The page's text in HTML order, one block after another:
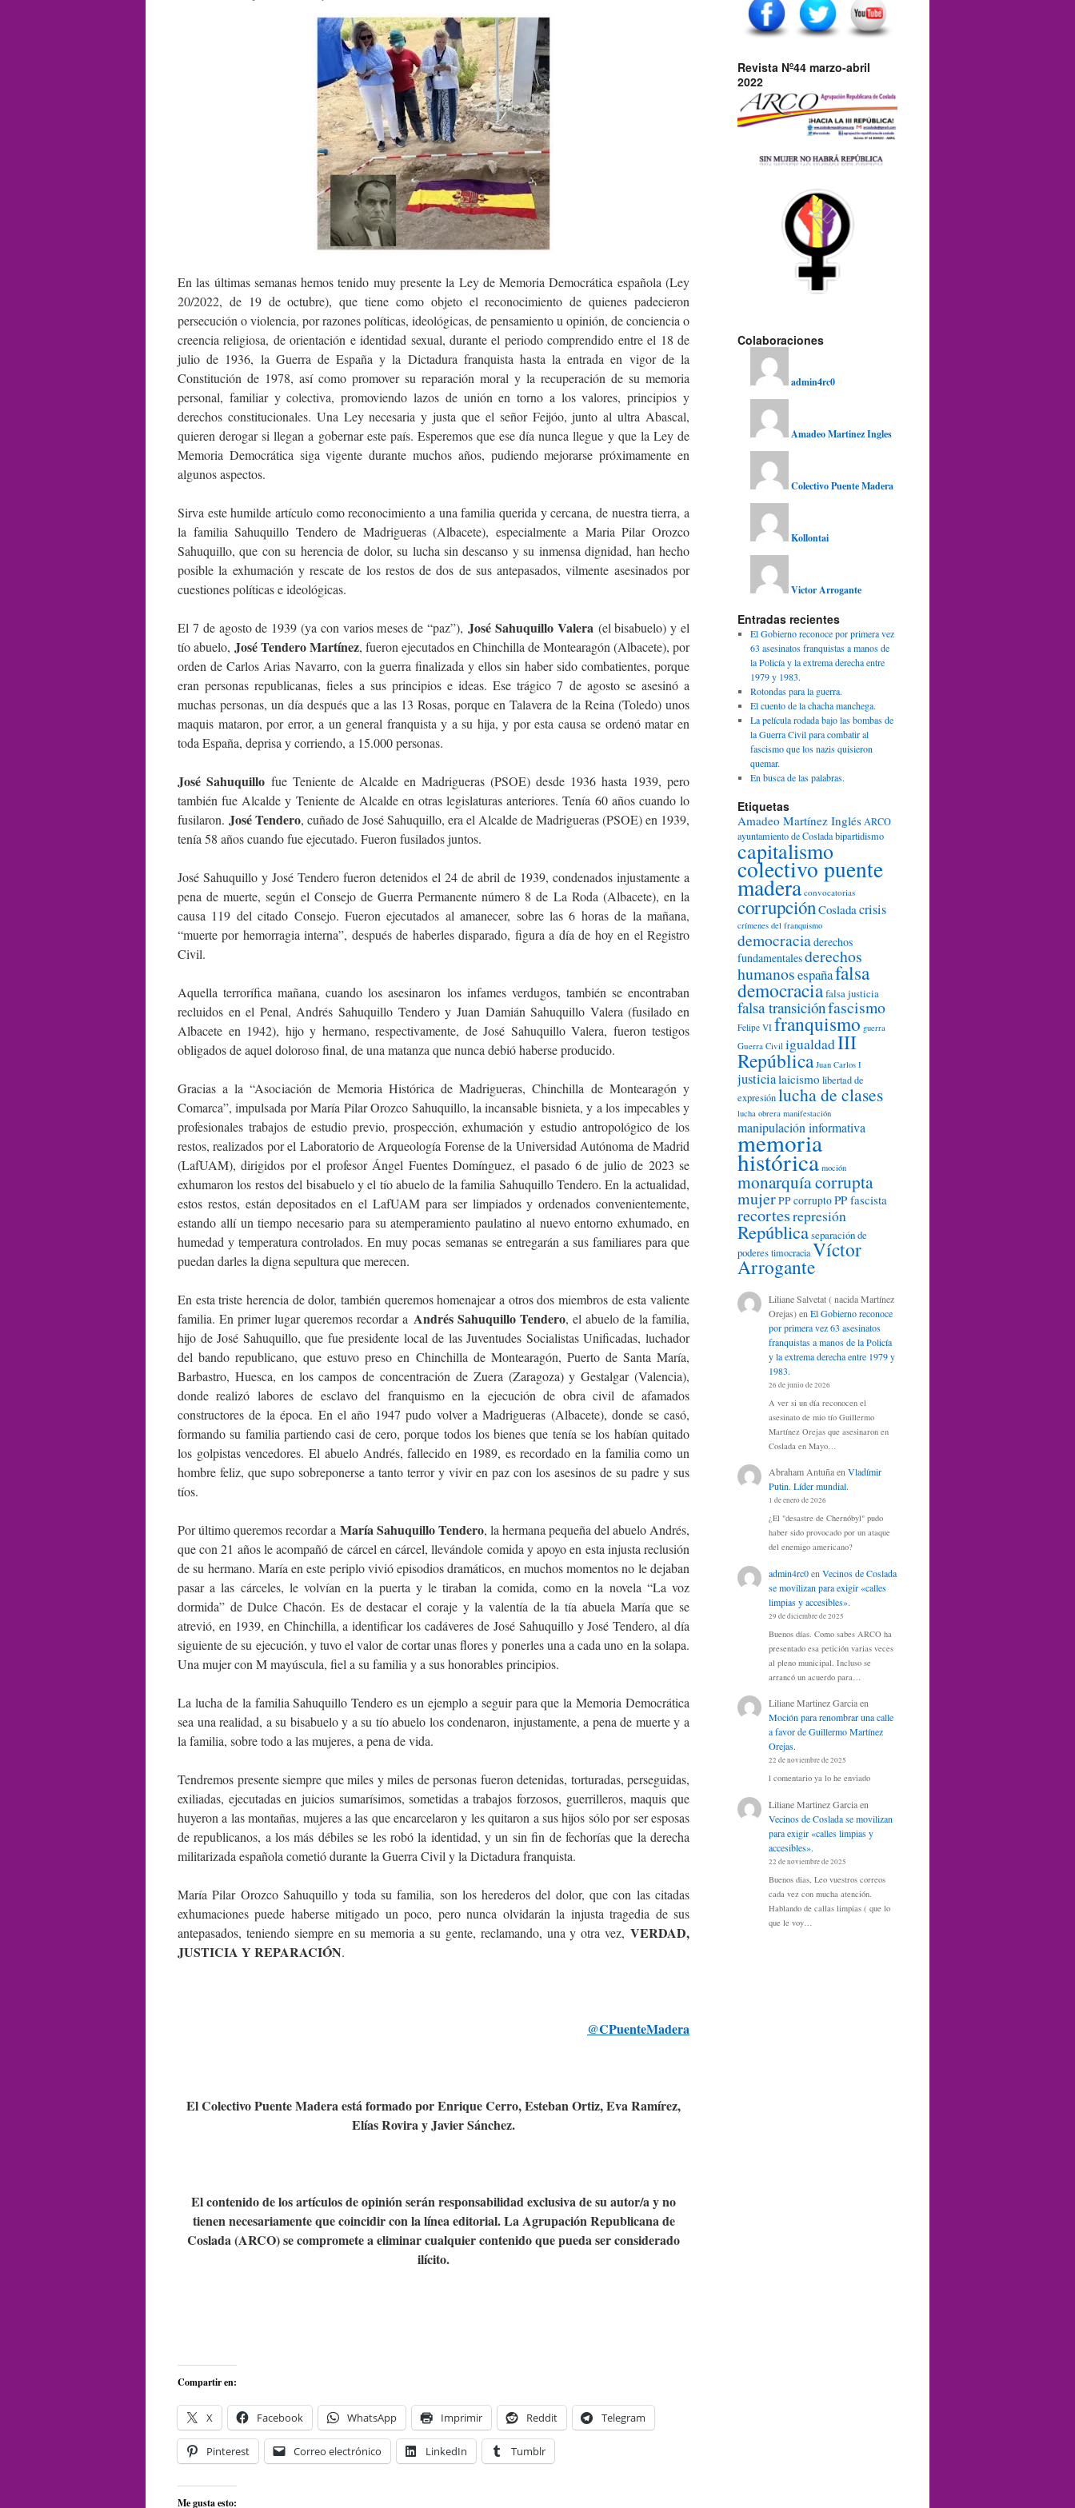
En las últimas semanas hemos tenido muy presente la Ley de Memoria Democrática española (Ley
20/2022, de 19 de octubre), que tiene como objeto el reconocimiento de quienes padecieron
persecución o violencia, por razones políticas, ideológicas, de pensamiento u opinión, de conciencia o
creencia religiosa, de orientación e identidad sexual, durante el periodo comprendido entre el 18 de
julio de 1936, la Guerra de España y la Dictadura franquista hasta la entrada en vigor de la
Constitución de 1978, así como promover su reparación moral y la recuperación de su memoria
personal, familiar y colectiva, promoviendo lazos de unión en torno a los valores, principios y
derechos constitucionales. Una Ley necesaria y justa que el señor Feijóo, junto al ultra Abascal,
quieren derogar si llegan a gobernar este país. Esperemos que ese día nunca llegue y que la Ley de
Memoria Democrática siga vigente durante muchos años, pudiendo mejorarse próximamente en
algunos aspectos.
Sirva este humilde artículo como reconocimiento a una familia querida y cercana, de nuestra tierra, a
la familia Sahuquillo Tendero de Madrigueras (Albacete), especialmente a Maria Pilar Orozco
Sahuquillo, que con su herencia de dolor, su lucha sin descanso y su inmensa dignidad, han hecho
posible la exhumación y rescate de los restos de dos de sus antepasados, vilmente asesinados por
cuestiones políticas e ideológicas.
El 7 de agosto de 1939 (ya con varios meses de “paz”), José Sahuquillo Valera (el bisabuelo) y el
tío abuelo, José Tendero Martínez, fueron ejecutados en Chinchilla de Montearagón (Albacete), por
orden de Carlos Arias Navarro, con la guerra finalizada y ellos sin haber sido combatientes, porque
eran personas republicanas, fieles a sus principios e ideas. Ese trágico 7 de agosto se asesinó a
muchas personas, un día después que a las 13 Rosas, porque en Talavera de la Reina (Toledo) unos
maquis mataron, por error, a un general franquista y a su hija, y por esta causa se ordenó matar en
toda España, deprisa y corriendo, a 15.000 personas.
José Sahuquillo fue Teniente de Alcalde en Madrigueras (PSOE) desde 1936 hasta 1939, pero
también fue Alcalde y Teniente de Alcalde en otras legislaturas anteriores. Tenía 60 años cuando lo
fusilaron. José Tendero, cuñado de José Sahuquillo, era el Alcalde de Madrigueras (PSOE) en 1939,
tenía 58 años cuando fue ejecutado. Fueron fusilados juntos.
José Sahuquillo y José Tendero fueron detenidos el 24 de abril de 1939, condenados injustamente a
pena de muerte, según el Consejo de Guerra Permanente número 8 de La Roda (Albacete), en la
causa 119 del citado Consejo. Fueron ejecutados al amanecer, sobre las 6 horas de la mañana,
“muerte por hemorragia interna”, después de haberles disparado, figura a día de hoy en el Registro
Civil.
Aquella terrorífica mañana, cuando los asesinaron los infames verdugos, también se encontraban
recluidos en el Penal, Andrés Sahuquillo Tendero y Juan Damián Sahuquillo Valera (fusilado en
Albacete en 1942), hijo y hermano, respectivamente, de José Sahuquillo Valera, fueron testigos
obligados de aquel doloroso final, de una matanza que nunca debió haberse producido.
Gracias a la “Asociación de Memoria Histórica de Madrigueras, Chinchilla de Montearagón y
Comarca”, impulsada por María Pilar Orozco Sahuquillo, la incansable bisnieta, y a los impecables y
profesionales trabajos de estudio previo, prospección, exhumación y estudio antropológico de los
restos, realizados por el Laboratorio de Arqueología Forense de la Universidad Autónoma de Madrid
(LafUAM), dirigidos por el profesor Ángel Fuentes Domínguez, el pasado 6 de julio de 2023 se
exhumaron los restos del bisabuelo y el tío abuelo de la familia Sahuquillo Tendero. En la actualidad,
estos restos, están depositados en el LafUAM para ser limpiados y ordenados convenientemente,
estando allí un tiempo necesario para su atemperamiento paulatino al nuevo entorno exhumado, en
humedad y temperatura controlados. En muy pocas semanas se entregarán a sus familiares para que
puedan darles la digna sepultura que merecen.
En esta triste herencia de dolor, también queremos homenajear a otros dos miembros de esta valiente
familia. En primer lugar queremos recordar a Andrés Sahuquillo Tendero, el abuelo de la familia,
hijo de José Sahuquillo, que fue presidente local de las Juventudes Socialistas Unificadas, luchador
del bando republicano, que estuvo preso en Chinchilla de Montearagón, Puerto de Santa María,
Barbastro, Huesca, en los campos de concentración de Zuera (Zaragoza) y Gestalgar (Valencia),
donde realizó labores de esclavo del franquismo en la ejecución de obra civil de afamados
constructores de la época. En el año 1947 pudo volver a Madrigueras (Albacete), donde se casó,
formando su familia partiendo casi de cero, porque todos los bienes que tenía se los habían quitado
los golpistas vencedores. El abuelo Andrés, fallecido en 1989, es recordado en la familia como un
hombre feliz, que supo sobreponerse a tanto terror y vivir en paz con los asesinos de su padre y sus
tíos.
Por último queremos recordar a María Sahuquillo Tendero, la hermana pequeña del abuelo Andrés,
que con 21 años le acompañó de cárcel en cárcel, llevándole comida y apoyo en esta injusta reclusión
de su hermano. María en este periplo vivió episodios dramáticos, en muchos momentos no le dejaban
pasar a las cárceles, le volvían en la puerta y le tiraban la comida, como en la novela “La voz
dormida” de Dulce Chacón. Es de destacar el coraje y la valentía de la tía abuela María que se
atrevió, en 1939, en Chinchilla, a identificar los cadáveres de José Sahuquillo y José Tendero, al día
siguiente de su ejecución, y tuvo el valor de cortar unas flores y ponerles una a cada uno en la solapa.
Una mujer con M mayúscula, fiel a su familia y a sus honorables principios.
La lucha de la familia Sahuquillo Tendero es un ejemplo a seguir para que la Memoria Democrática
sea una realidad, a su bisabuelo y a su tío abuelo los condenaron, injustamente, a pena de muerte y a
la familia, sobre todo a las mujeres, a pena de vida.
Tendremos presente siempre que miles y miles de personas fueron detenidas, torturadas, perseguidas,
exiliadas, ejecutadas en juicios sumarísimos, sometidas a trabajos forzosos, guerrilleros, maquis que
huyeron a las montañas, mujeres a las que encarcelaron y les quitaron a sus hijos sólo por ser esposas
de republicanos, a los más débiles se les robó la identidad, y un sin fin de fechorías que la derecha
militarizada española cometió durante la Guerra Civil y la Dictadura franquista.
María Pilar Orozco Sahuquillo y toda su familia, son los herederos del dolor, que con las citadas
exhumaciones puede haberse mitigado un poco, pero nunca olvidarán la injusta tragedia de sus
antepasados, teniendo siempre en su memoria a su gente, reclamando, una y otra vez, VERDAD,
JUSTICIA Y REPARACIÓN.
@CPuenteMadera
El Colectivo Puente Madera está formado por Enrique Cerro, Esteban Ortiz, Eva Ramírez,
Elías Rovira y Javier Sánchez.
El contenido de los artículos de opinión serán responsabilidad exclusiva de su autor/a y no
tienen necesariamente que coincidir con la línea editorial. La Agrupación Republicana de
Coslada (ARCO) se compromete a eliminar cualquier contenido que pueda ser considerado
ilícito.
Compartir en:
X Facebook WhatsApp Imprimir Reddit Telegram
Pinterest Correo electrónico LinkedIn Tumblr
Me gusta esto:
Revista Nº44 marzo-abril
2022
Colaboraciones
admin4rc0
Amadeo Martinez Ingles
Colectivo Puente Madera
Kollontai
Victor Arrogante
Entradas recientes
El Gobierno reconoce por primera vez
63 asesinatos franquistas a manos de
la Policía y la extrema derecha entre
1979 y 1983.
Rotondas para la guerra.
El cuento de la chacha manchega.
La película rodada bajo las bombas de
la Guerra Civil para combatir al
fascismo que los nazis quisieron
quemar.
En busca de las palabras.
Etiquetas
Amadeo Martínez Inglés ARCO
ayuntamiento de Cosladabipartidismo
capitalismo
colectivo puente
madera convocatorias
corrupciónCosladacrisis
crímenes del franquismo
democraciaderechos
fundamentalesderechos
humanosespañafalsa
democraciafalsa justicia
falsa transiciónfascismo
Felipe VI franquismo guerra
Guerra Civil igualdadIII
República Juan Carlos I
justicialaicismo libertad de
expresiónlucha de clases
lucha obrera manifestación
manipulación informativa
memoria
histórica moción
monarquía corrupta
mujerPP corruptoPP fascista
recortesrepresión
Repúblicaseparación de
poderestimocraciaVíctor
Arrogante
Liliane Salvetat ( nacida Martínez
Orejas)en El Gobierno reconoce
por primera vez 63 asesinatos
franquistas a manos de la Policía
y la extrema derecha entre 1979 y
1983.
26 de junio de 2026
A ver si un día reconocen el
asesinato de mio tío Guillermo
Martínez Orejas que asesinaron en
Coslada en Mayo…
Abraham AntuñaenVladímir
Putin. Líder mundial.
1 de enero de 2026
¿El "desastre de Chernóbyl" pudo
haber sido provocado por un ataque
del enemigo americano?
admin4rc0en Vecinos de Coslada
se movilizan para exigir «calles
limpias y accesibles».
29 de diciembre de 2025
Buenos días. Como sabes ARCO ha
presentado esa petición varias veces
al pleno municipal. Incluso se
arrancó un acuerdo para…
Liliane Martinez Garciaen
Moción para renombrar una calle
a favor de Guillermo Martínez
Orejas.
22 de noviembre de 2025
l comentario ya lo he enviado
Liliane Martinez Garciaen
Vecinos de Coslada se movilizan
para exigir «calles limpias y
accesibles».
22 de noviembre de 2025
Buenos dias, Leo vuestros correos
cada vez con mucha atención.
Hablando de callas limpias ( que lo
que le voy…